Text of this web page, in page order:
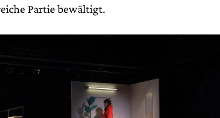
Partie bewältigt.